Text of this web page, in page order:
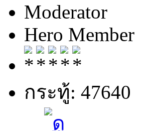
Moderator
Hero Member
กระทู้: 47640